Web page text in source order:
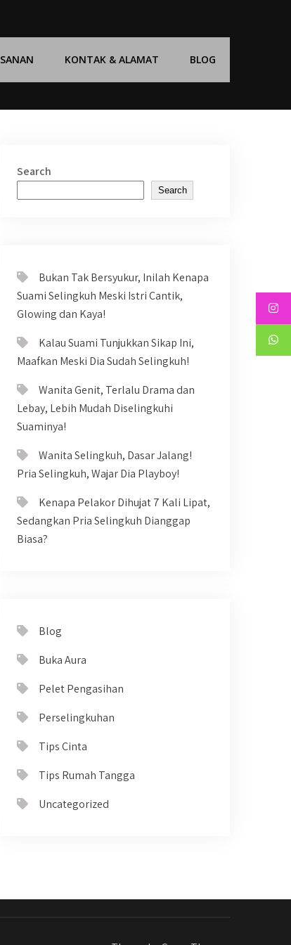
KONTAK & ALAMAT BLOG
Search
Search
Bukan Tak Bersyukur, Inilah Kenapa
Suami Selingkuh Meski Istri Cantik,
Glowing dan Kaya!
Kalau Suami Tunjukkan Sikap Ini,
Maafkan Meski Dia Sudah Selingkuh!
Wanita Genit, Terlalu Drama dan
Lebay, Lebih Mudah Diselingkuhi
Suaminya!
Wanita Selingkuh, Dasar Jalang!
Pria Selingkuh, Wajar Dia Playboy!
Kenapa Pelakor Dihujat 7 Kali Lipat,
Sedangkan Pria Selingkuh Dianggap
Biasa?
Blog
Buka Aura
Pelet Pengasihan
Perselingkuhan
Tips Cinta
Tips Rumah Tangga
Uncategorized